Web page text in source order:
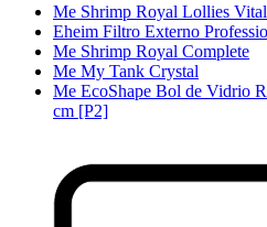
Me Shrimp Royal Lollies
Eheim Filtro Externo
Me Shrimp Royal Complete
Me My Tank Crystal
Me EcoShape Bol de Vidrio
cm [P2]